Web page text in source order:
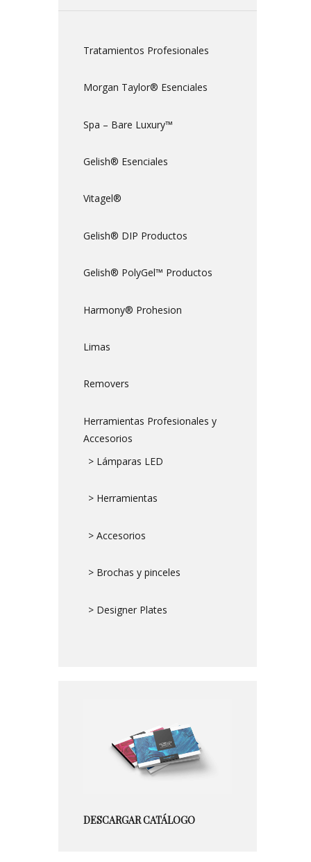
Tratamientos Profesionales
Morgan Taylor® Esenciales
Spa – Bare Luxury™
Gelish® Esenciales
Vitagel®
Gelish® DIP Productos
Gelish® PolyGel™ Productos
Harmony® Prohesion
Limas
Removers
Herramientas Profesionales y
Accesorios
> Lámparas LED
> Herramientas
> Accesorios
> Brochas y pinceles
> Designer Plates
DESCARGAR CATÁLOGO